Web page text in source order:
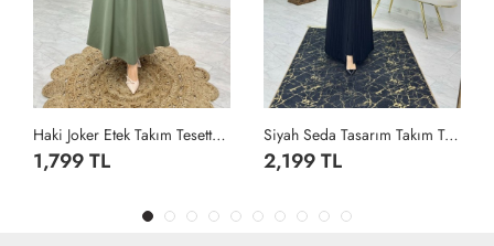
Haki Joker Etek Takım Tesettür Giyim Haki
1,799 TL
Siyah Seda Tasarım Takım Tesettür Giyim Siyah
2,199 TL